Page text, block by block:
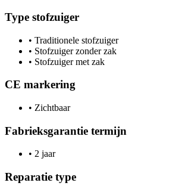
Type stofzuiger
• Traditionele stofzuiger
• Stofzuiger zonder zak
• Stofzuiger met zak
CE markering
• Zichtbaar
Fabrieksgarantie termijn
• 2 jaar
Reparatie type